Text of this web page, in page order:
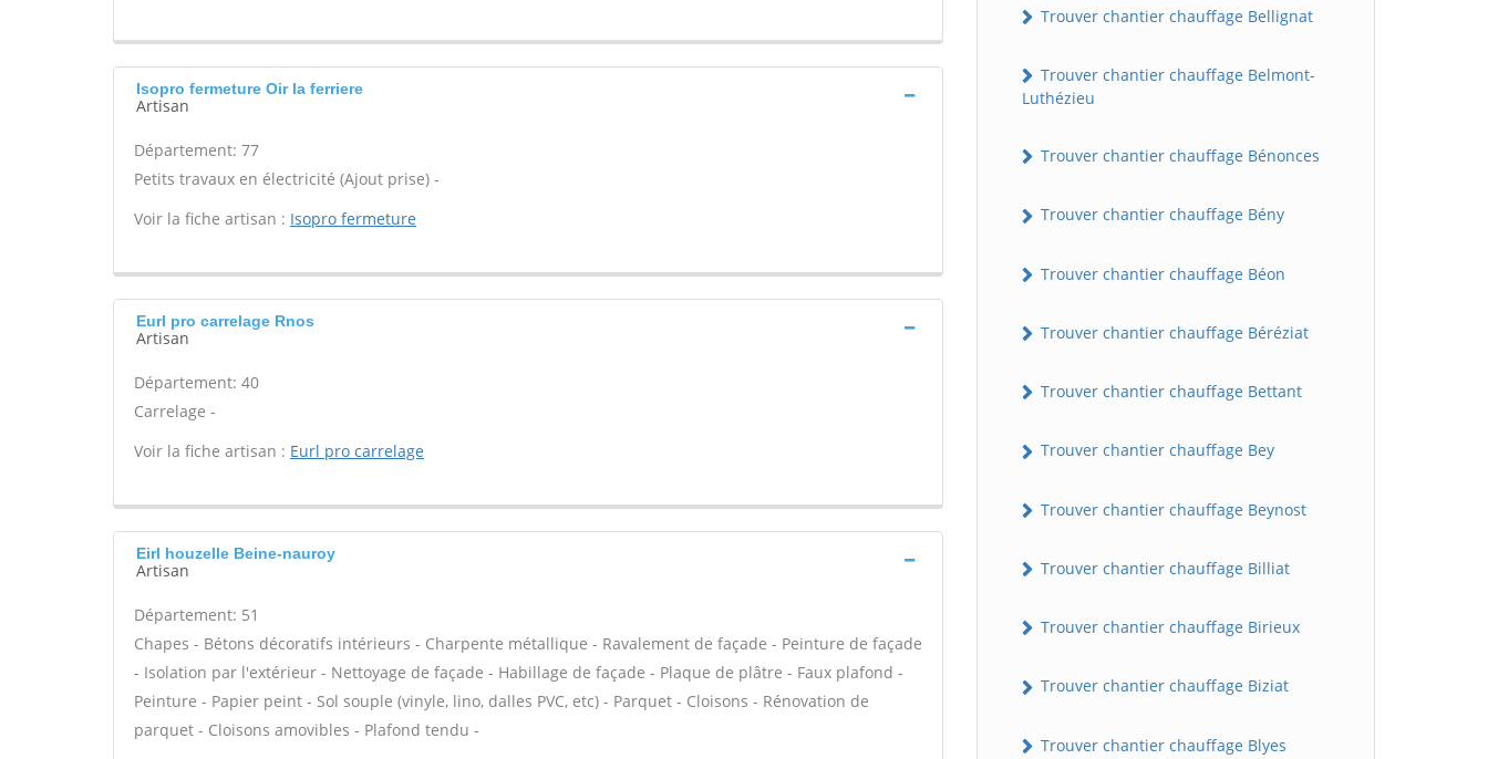
Isopro fermeture Oir la ferriere
Artisan
Département: 77
Petits travaux en électricité (Ajout prise) -
Voir la fiche artisan : Isopro fermeture
Eurl pro carrelage Rnos
Artisan
Département: 40
Carrelage -
Voir la fiche artisan : Eurl pro carrelage
Eirl houzelle Beine-nauroy
Artisan
Département: 51
Chapes - Bétons décoratifs intérieurs - Charpente métallique - Ravalement de façade - Peinture de façade
- Isolation par l'extérieur - Nettoyage de façade - Habillage de façade - Plaque de plâtre - Faux plafond -
Peinture - Papier peint - Sol souple (vinyle, lino, dalles PVC, etc) - Parquet - Cloisons - Rénovation de
parquet - Cloisons amovibles - Plafond tendu -
Trouver chantier chauffage Bellignat
Trouver chantier chauffage Belmont-
Luthézieu
Trouver chantier chauffage Bénonces
Trouver chantier chauffage Bény
Trouver chantier chauffage Béon
Trouver chantier chauffage Béréziat
Trouver chantier chauffage Bettant
Trouver chantier chauffage Bey
Trouver chantier chauffage Beynost
Trouver chantier chauffage Billiat
Trouver chantier chauffage Birieux
Trouver chantier chauffage Biziat
Trouver chantier chauffage Blyes